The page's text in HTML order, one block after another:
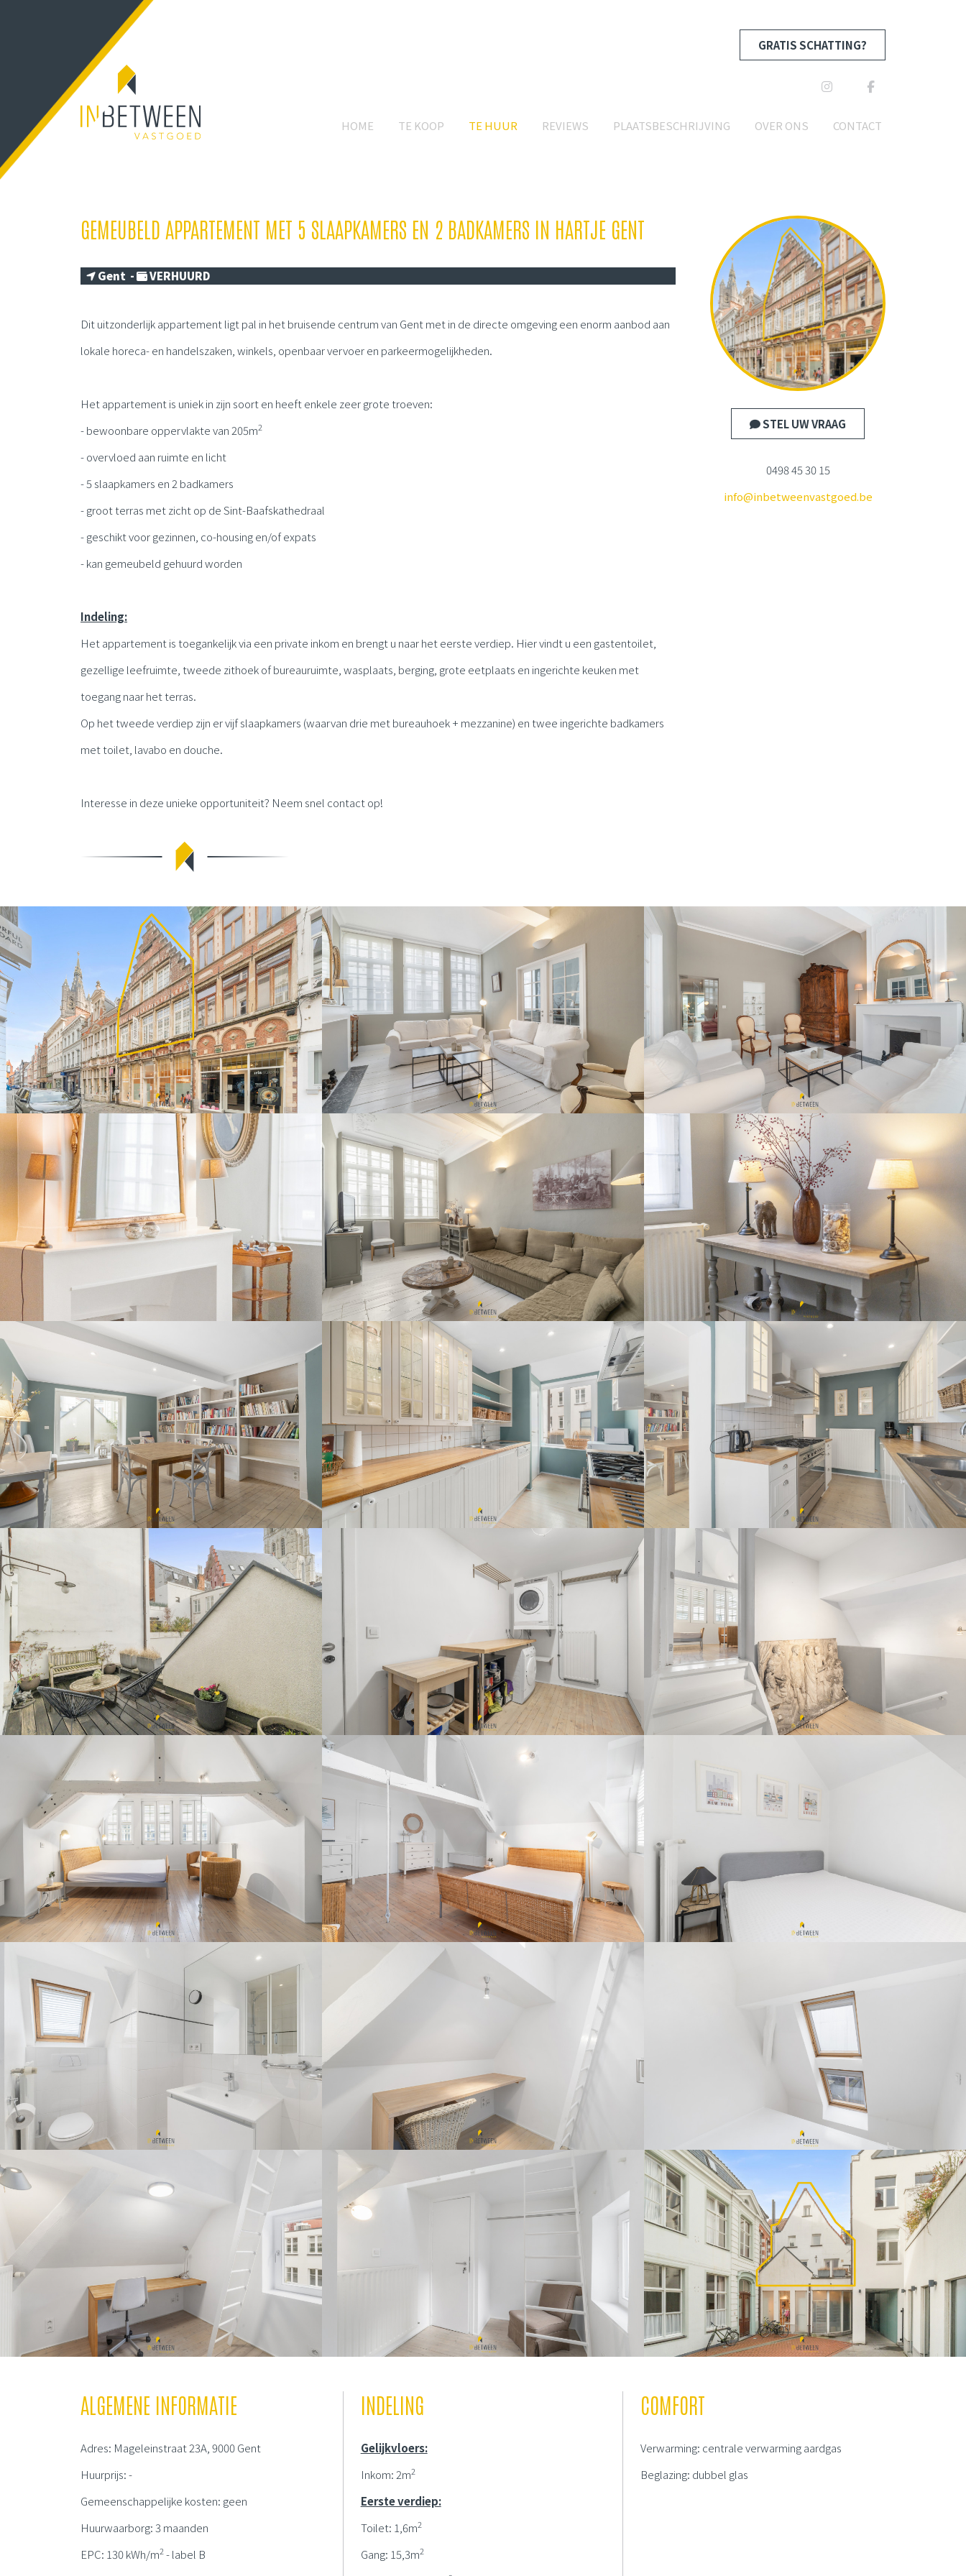
GRATIS SCHATTING?
HOME TE KOOP TE HUUR REVIEWS PLAATSBESCHRIJVING OVER ONS CONTACT
GEMEUBELD APPARTEMENT MET 5 SLAAPKAMERS EN 2 BADKAMERS IN HARTJE GENT
Gent - VERHUURD
Dit uitzonderlijk appartement ligt pal in het bruisende centrum van Gent met in de directe omgeving een enorm aanbod aan
lokale horeca- en handelszaken, winkels, openbaar vervoer en parkeermogelijkheden.
Het appartement is uniek in zijn soort en heeft enkele zeer grote troeven:
- bewoonbare oppervlakte van 205m2
- overvloed aan ruimte en licht
- 5 slaapkamers en 2 badkamers
- groot terras met zicht op de Sint-Baafskathedraal
- geschikt voor gezinnen, co-housing en/of expats
- kan gemeubeld gehuurd worden
Indeling:
Het appartement is toegankelijk via een private inkom en brengt u naar het eerste verdiep. Hier vindt u een gastentoilet,
gezellige leefruimte, tweede zithoek of bureauruimte, wasplaats, berging, grote eetplaats en ingerichte keuken met
toegang naar het terras.
Op het tweede verdiep zijn er vijf slaapkamers (waarvan drie met bureauhoek + mezzanine) en twee ingerichte badkamers
met toilet, lavabo en douche.
Interesse in deze unieke opportuniteit? Neem snel contact op!
STEL UW VRAAG
0498 45 30 15
info@inbetweenvastgoed.be
ALGEMENE INFORMATIE
Adres: Mageleinstraat 23A, 9000 Gent
Huurprijs: -
Gemeenschappelijke kosten: geen
Huurwaarborg: 3 maanden
EPC: 130 kWh/m2 - label B
INDELING
Gelijkvloers:
Inkom: 2m2
Eerste verdiep:
Toilet: 1,6m2
Gang: 15,3m2
COMFORT
Verwarming: centrale verwarming aardgas
Beglazing: dubbel glas